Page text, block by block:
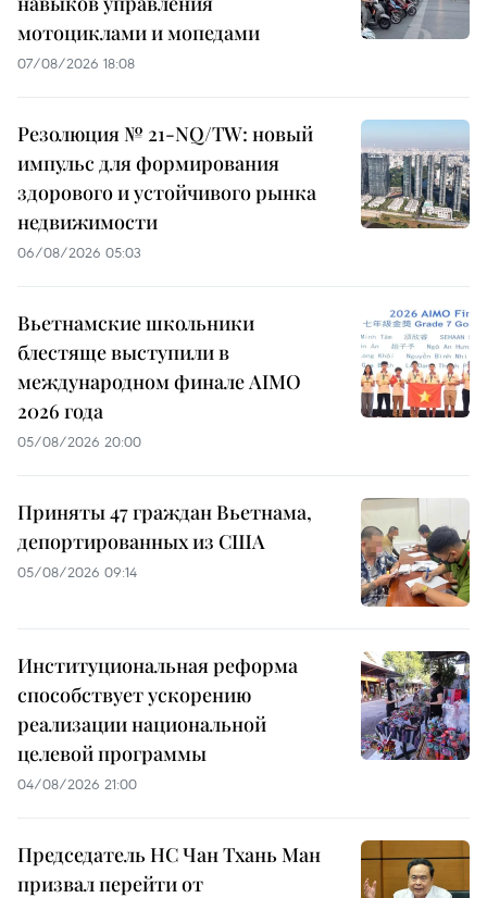
мотоциклами и мопедами
07/08/2026 18:08
Резолюция № 21-NQ/TW: новый
импульс для формирования
здорового и устойчивого рынка
недвижимости
06/08/2026 05:03
Вьетнамские школьники
блестяще выступили в
международном финале AIMO
2026 года
05/08/2026 20:00
Приняты 47 граждан Вьетнама,
депортированных из США
05/08/2026 09:14
Институциональная реформа
способствует ускорению
реализации национальной
целевой программы
04/08/2026 21:00
Председатель НС Чан Тхань Ман
призвал перейти от